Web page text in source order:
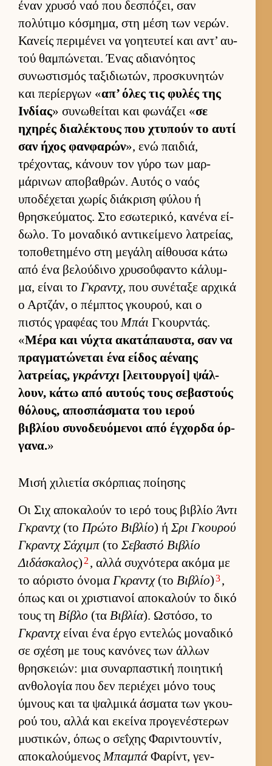
έναν χρυσό ναό που δεσπόζει, σαν
πολύτιμο κόσμημα, στη μέση των νερών.
Κανείς περιμένει να γοη­τευ­τεί και αντ’ αυ­
τού θαμπώνεται. Ένας αδια­νόη­τος
συνωστισμός ταξιδιω­τών, προσκυνητών
και περίερ­γων «απ’ όλες τις φυλές της
Ιν­δίας» συνωθεί­ται και φωνάζει «σε
ηχηρές δια­λέκτους που χτυπούν το αυτί
σαν ήχος φαν­φαρών», ενώ παι­διά,
τρέχοντας, κάνουν τον γύρο των μαρ­
μάρινων αποβαθρών. Αυ­τός ο ναός
υποδέχεται χωρίς διάκριση φύλου ή
θρησκεύ­ματος. Στο εσωτερικό, κανένα εί­
δωλο. Το μοναδικό αντικεί­μενο λατρεί­ας,
τοποθετημένο στη μεγάλη αί­θουσα κάτω
από ένα βελού­δινο χρυσοΰφαντο κάλυμ­
μα, εί­ναι το Γκραντχ, που συνέταξε αρ­χικά
ο Αρ­τζάν, ο πέμ­πτος γκου­ρού, και ο
πιστός γραφέας τουΜπάι Γκουρ­ντάς.
«Μέρα και νύχτα ακατάπαυ­στα, σαν να
πραγ­ματώνεται ένα εί­δος αέναης
λατρεί­ας, γκράντχι [λει­τουρ­γοί] ψάλ­
λουν, κάτω από αυ­τούς τους σεβαστούς
θόλους, αποσπάσματα του ιε­ρού
βιβλίου συνοδευόμενοι από έγ­χορδα όρ­
γανα.»
Μισή χιλιετία σκόρπιας ποίησης
Οι Σιχ αποκαλούν το ιερό τους βιβλίοΆντι
Γκραντχ(το Πρώτο Βιβλίο) ή Σρι Γκου­ρού
Γκραντχ Σάχιμπ (το Σεβαστό Βιβλίο
Διδάσκαλος) 2 , αλλά συχνότερα ακόμα με
το αόριστο όνομα Γκραντχ(το Βιβλίο)3,
όπως και οι χριστια­νοί αποκαλούν το δικό
τους τη Βίβλο (τα Βιβλία). Ωστόσο, το
Γκραντχεί­ναι ένα έργο εντελώς μοναδικό
σε σχέση με τους κανόνες των άλ­λων
θρησκειών: μια συναρ­παστική ποι­ητική
αν­θολογία που δεν περιέχει μόνο τους
ύμνους και τα ψαλ­μικά άσματα των γκου­
ρού του, αλλά και εκείνα προγενέστερων
μυστικών, όπως ο σεΐχης Φαριντου­ντίν,
αποκαλού­μενοςΜπαμπάΦαρίντ, γεν­